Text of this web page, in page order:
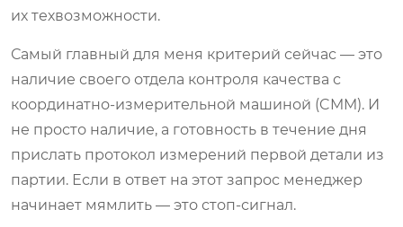
их техвозможности.
Самый главный для меня критерий сейчас — это
наличие своего отдела контроля качества с
координатно-измерительной машиной (CMM). И
не просто наличие, а готовность в течение дня
прислать протокол измерений первой детали из
партии. Если в ответ на этот запрос менеджер
начинает мямлить — это стоп-сигнал.